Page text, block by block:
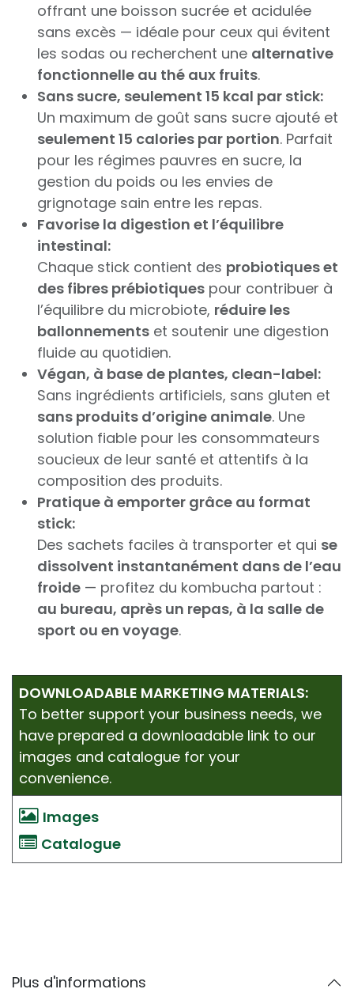
offrant une boisson sucrée et acidulée
sans excès — idéale pour ceux qui évitent
les sodas ou recherchent une alternative
fonctionnelle au thé aux fruits.
Sans sucre, seulement 15 kcal par stick:
Un maximum de goût sans sucre ajouté et
seulement 15 calories par portion. Parfait
pour les régimes pauvres en sucre, la
gestion du poids ou les envies de
grignotage sain entre les repas.
Favorise la digestion et l’équilibre
intestinal:
Chaque stick contient des probiotiques et
des fibres prébiotiques pour contribuer à
l’équilibre du microbiote, réduire les
ballonnements et soutenir une digestion
fluide au quotidien.
Végan, à base de plantes, clean-label:
Sans ingrédients artificiels, sans gluten et
sans produits d’origine animale. Une
solution fiable pour les consommateurs
soucieux de leur santé et attentifs à la
composition des produits.
Pratique à emporter grâce au format
stick:
Des sachets faciles à transporter et qui se
dissolvent instantanément dans de l’eau
froide — profitez du kombucha partout :
au bureau, après un repas, à la salle de
sport ou en voyage.
DOWNLOADABLE MARKETING MATERIALS:
To better support your business needs, we
have prepared a downloadable link to our
images and catalogue for your
convenience.
Images
Catalogue
Plus d'informations